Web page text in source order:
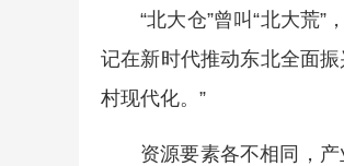
“北大仓”曾叫“北大荒
记在新时代推动东北全面
村现代化。”
资源要素各不相同，